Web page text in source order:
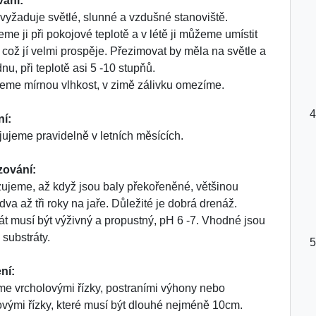
světlé, slunné a vzdušné stanoviště.
ji při pokojové teplotě a v létě ji můžeme umístit
jí velmi prospěje. Přezimovat by měla na světle a
při teplotě asi 5 -10 stupňů.
mírnou vlhkost, v zimě zálivku omezíme.
pravidelně v letních měsících.
až když jsou baly překořeněné, většinou
až tři roky na jaře. Důležité je dobrá drenáž.
musí být výživný a propustný, pH 6 -7. Vhodné jsou
vrcholovými řízky, postraními výhony nebo
řízky, které musí být dlouhé nejméně 10cm.